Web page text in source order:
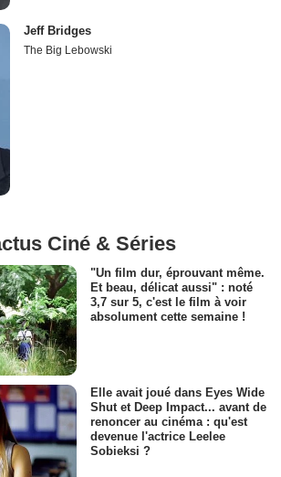
Jeff Bridges
The Big Lebowski
Ciné & Séries
"Un film dur, éprouvant même.
Et beau, délicat aussi" : noté
3,7 sur 5, c'est le film à voir
absolument cette semaine !
Elle avait joué dans Eyes Wide
Shut et Deep Impact... avant de
renoncer au cinéma : qu'est
devenue l'actrice Leelee
Sobieksi ?